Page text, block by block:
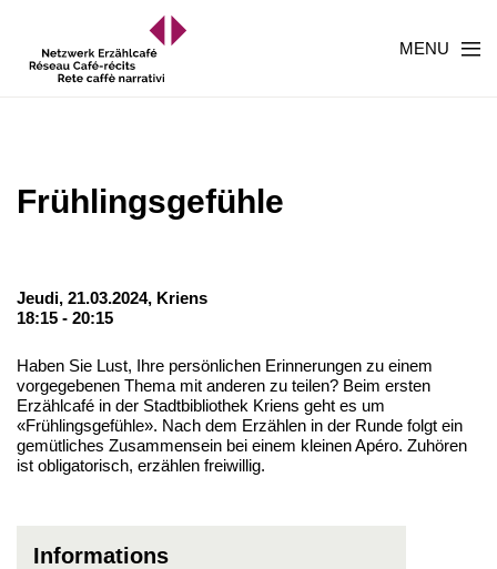
MENU
Frühlingsgefühle
Jeudi, 21.03.2024, Kriens
18:15 - 20:15
Haben Sie Lust, Ihre persönlichen Erinnerungen zu einem
vorgegebenen Thema mit anderen zu teilen? Beim ersten
Erzählcafé in der Stadtbibliothek Kriens geht es um
«Frühlingsgefühle». Nach dem Erzählen in der Runde folgt ein
gemütliches Zusammensein bei einem kleinen Apéro. Zuhören
ist obligatorisch, erzählen freiwillig.
Informations